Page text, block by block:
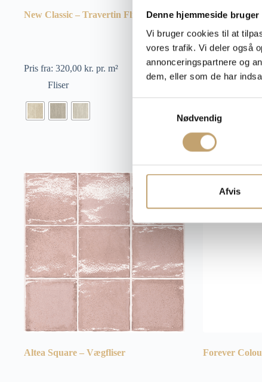
Denne hjemmeside bruger
Vi bruger cookies til at
vores trafik. Vi deler også
annonceringspartnere og
dem, eller som de har
k
k
e
v
a
l
g
Nødvendig
Afvis
New Classic – Travertin Fliser
Pris fra: 320,00 kr. pr. m²
Fliser
Forever
Pris fra:610,00
Altea Square – Vægfliser Forever